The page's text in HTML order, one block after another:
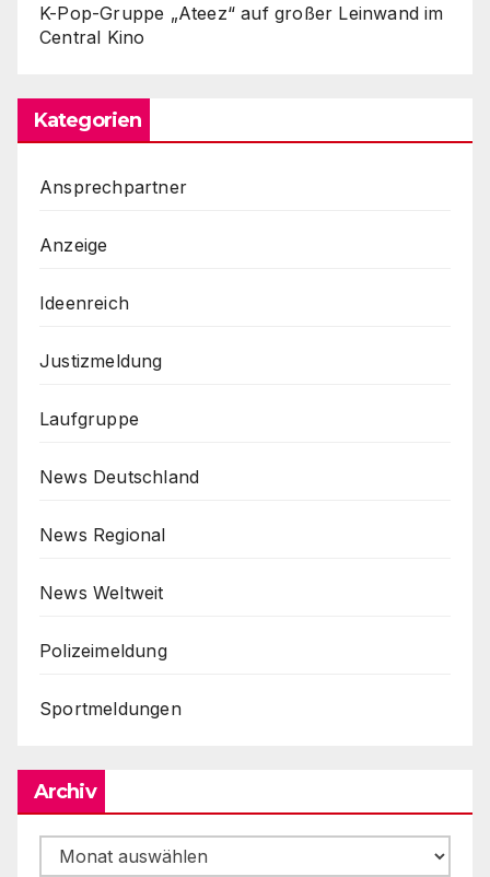
K-Pop-Gruppe „Ateez“ auf großer Leinwand im
Central Kino
Kategorien
Ansprechpartner
Anzeige
Ideenreich
Justizmeldung
Laufgruppe
News Deutschland
News Regional
News Weltweit
Polizeimeldung
Sportmeldungen
Archiv
Archiv